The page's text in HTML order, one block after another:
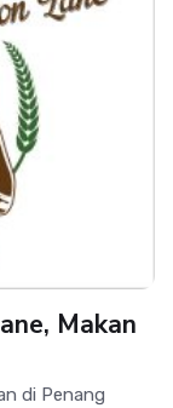
Makan
di Penang